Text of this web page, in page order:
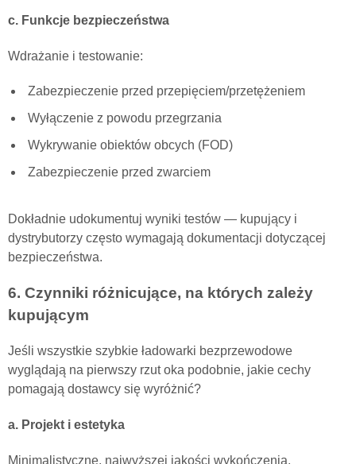
c. Funkcje bezpieczeństwa
Wdrażanie i testowanie:
Zabezpieczenie przed przepięciem/przetężeniem
Wyłączenie z powodu przegrzania
Wykrywanie obiektów obcych (FOD)
Zabezpieczenie przed zwarciem
Dokładnie udokumentuj wyniki testów — kupujący i
dystrybutorzy często wymagają dokumentacji dotyczącej
bezpieczeństwa.
6. Czynniki różnicujące, na których zależy
kupującym
Jeśli wszystkie szybkie ładowarki bezprzewodowe
wyglądają na pierwszy rzut oka podobnie, jakie cechy
pomagają dostawcy się wyróżnić?
a. Projekt i estetyka
Minimalistyczne, najwyższej jakości wykończenia,